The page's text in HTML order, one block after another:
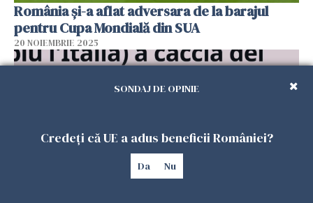
România și-a aflat adversara de la barajul
pentru Cupa Mondială din SUA
20 NOIEMBRIE 2025
SONDAJ DE OPINIE
Credeți că UE a adus beneficii României?
Da Nu